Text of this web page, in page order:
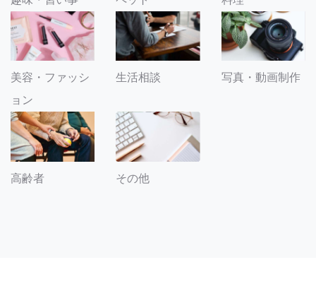
美容・ファッシ
ョン
生活相談 写真・動画制作
高齢者 その他